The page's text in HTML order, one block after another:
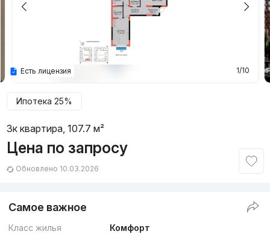
1/10
Есть лицензия
Ипотека 25%
3к квартира, 107.7 м²
Цена по запросу
Обновлено 10.03.2026
Самое важное
Класс жилья
Комфорт